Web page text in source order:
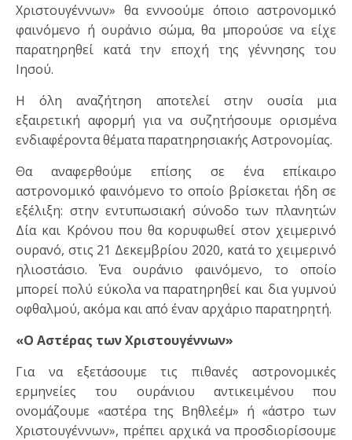
Χριστουγέννων» θα εννοούμε όποιο αστρονομικό
φαινόμενο ή ουράνιο σώμα, θα μπορούσε να είχε
παρατηρηθεί κατά την εποχή της γέννησης του
Ιησού.
Η όλη αναζήτηση αποτελεί στην ουσία μια
εξαιρετική αφορμή για να συζητήσουμε ορισμένα
ενδιαφέροντα θέματα παρατηρησιακής Αστρονομίας.
Θα αναφερθούμε επίσης σε ένα επίκαιρο
αστρονομικό φαινόμενο το οποίο βρίσκεται ήδη σε
εξέλιξη: στην εντυπωσιακή σύνοδο των πλανητών
Δία και Κρόνου που θα κορυφωθεί στον χειμερινό
ουρανό, στις 21 Δεκεμβρίου 2020, κατά το χειμερινό
ηλιοστάσιο. Ένα ουράνιο φαινόμενο, το οποίο
μπορεί πολύ εύκολα να παρατηρηθεί και δια γυμνού
οφθαλμού, ακόμα και από έναν αρχάριο παρατηρητή.
«Ο Aστέρας των Χριστουγέννων»
Για να εξετάσουμε τις πιθανές αστρονομικές
ερμηνείες του ουράνιου αντικειμένου που
ονομάζουμε «αστέρα της Βηθλεέμ» ή «άστρο των
Χριστουγέννων», πρέπει αρχικά να προσδιορίσουμε